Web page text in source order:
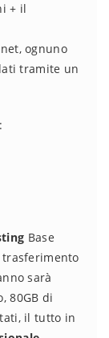
+ il
ognuno
tramite un
Base
trasferimento
sarà
80GB di
il tutto in